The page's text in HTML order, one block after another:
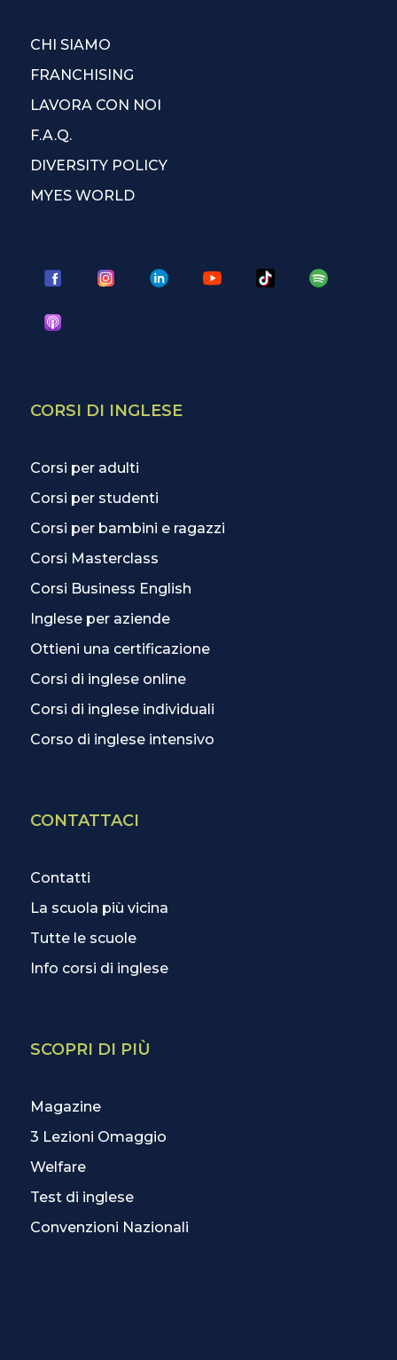
CHI SIAMO
FRANCHISING
LAVORA CON NOI
F.A.Q.
DIVERSITY POLICY
MYES WORLD
CORSI DI INGLESE
Corsi per adulti
Corsi per studenti
Corsi per bambini e ragazzi
Corsi Masterclass
Corsi Business English
Inglese per aziende
Ottieni una certificazione
Corsi di inglese online
Corsi di inglese individuali
Corso di inglese intensivo
CONTATTACI
Contatti
La scuola più vicina
Tutte le scuole
Info corsi di inglese
SCOPRI DI PIÙ
Magazine
3 Lezioni Omaggio
Welfare
Test di inglese
Convenzioni Nazionali